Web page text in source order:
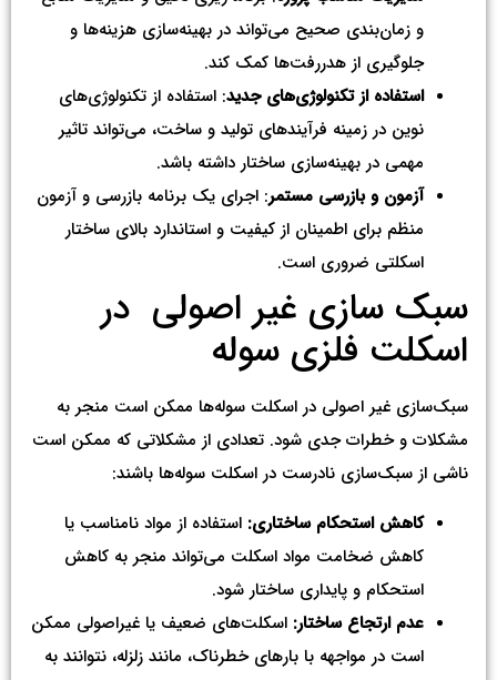
و زمان‌بندی صحیح می‌تواند در بهینه‌سازی هزینه‌ها و
جلوگیری از هدررفت‌ها کمک کند.
استفاده از تکنولوژی‌های جدید: استفاده از تکنولوژی‌های
نوین در زمینه فرآیندهای تولید و ساخت، می‌تواند تاثیر
مهمی در بهینه‌سازی ساختار داشته باشد.
آزمون و بازرسی مستمر: اجرای یک برنامه بازرسی و آزمون
منظم برای اطمینان از کیفیت و استاندارد بالای ساختار
اسکلتی ضروری است.
سبک سازی غیر اصولی در
اسکلت فلزی سوله
سبک‌سازی غیر اصولی در اسکلت سوله‌ها ممکن است منجر به
مشکلات و خطرات جدی شود. تعدادی از مشکلاتی که ممکن است
ناشی از سبک‌سازی نادرست در اسکلت سوله‌ها باشند:
کاهش استحکام ساختاری: استفاده از مواد نامناسب یا
کاهش ضخامت مواد اسکلت می‌تواند منجر به کاهش
استحکام و پایداری ساختار شود.
عدم ارتجاع ساختار: اسکلت‌های ضعیف یا غیراصولی ممکن
است در مواجهه با بارهای خطرناک، مانند زلزله، نتوانند به